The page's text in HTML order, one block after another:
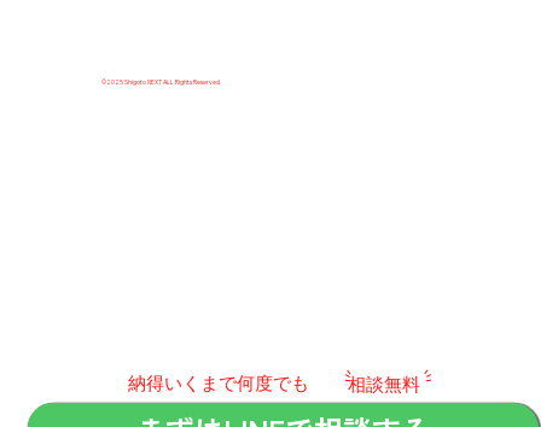
©2025 Shigoto NEXT ALL Rights Reserved.
​納得いくまで何度でも 相談無料